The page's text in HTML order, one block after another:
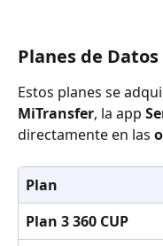
Planes de
Estos planes se
MiTransfer, la app
directamente en las
Plan
Plan 3 360 CUP